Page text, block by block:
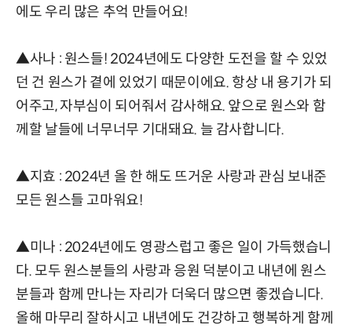
에도 우리 많은 추억 만들어요!
▲사나 : 원스들! 2024년에도 다양한 도전을 할 수 있었
던 건 원스가 곁에 있었기 때문이에요. 항상 내 용기가 되
어주고, 자부심이 되어줘서 감사해요. 앞으로 원스와 함
께할 날들에 너무너무 기대돼요. 늘 감사합니다.
▲지효 : 2024년 올 한 해도 뜨거운 사랑과 관심 보내준
모든 원스들 고마워요!
▲미나 : 2024년에도 영광스럽고 좋은 일이 가득했습니
다. 모두 원스분들의 사랑과 응원 덕분이고 내년에 원스
분들과 함께 만나는 자리가 더욱더 많으면 좋겠습니다.
올해 마무리 잘하시고 내년에도 건강하고 행복하게 함께